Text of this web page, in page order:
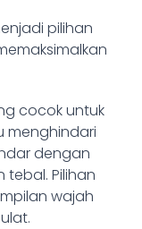
pilihan
cocok untuk
menghindari
dengan
Pilihan
wajah